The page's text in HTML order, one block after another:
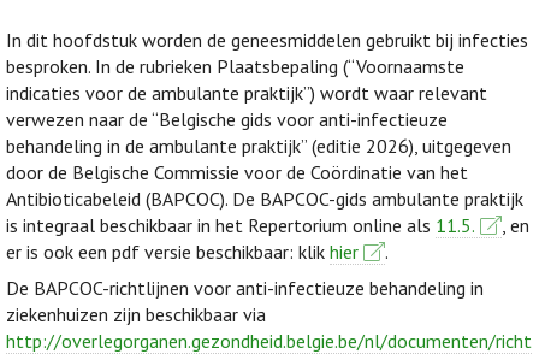
In dit hoofdstuk worden de geneesmiddelen gebruikt bij infecties
besproken. In de rubrieken Plaatsbepaling (“Voornaamste
indicaties voor de ambulante praktijk”) wordt waar relevant
verwezen naar de “Belgische gids voor anti-infectieuze
behandeling in de ambulante praktijk” (editie 2026), uitgegeven
door de Belgische Commissie voor de Coördinatie van het
Antibioticabeleid (BAPCOC). De BAPCOC-gids ambulante praktijk
is integraal beschikbaar in het Repertorium online als 11.5.
, en
er is ook een pdf versie beschikbaar: klik hier
.
De BAPCOC-richtlijnen voor anti-infectieuze behandeling in
ziekenhuizen zijn beschikbaar via
http://overlegorganen.gezondheid.belgie.be/nl/documenten/richt